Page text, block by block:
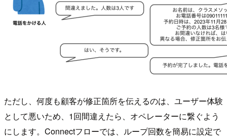
ただし、何度も顧客が修正箇所を伝えるのは、ユーザー体験
として悪いため、1回間違えたら、オペレーターに繋ぐよう
にします。Connectフローでは、ループ回数を簡易に設定で